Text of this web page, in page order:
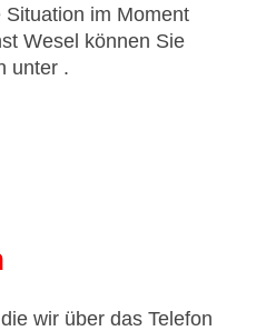
im Moment
Wesel können Sie
unter .
wir über das Telefon